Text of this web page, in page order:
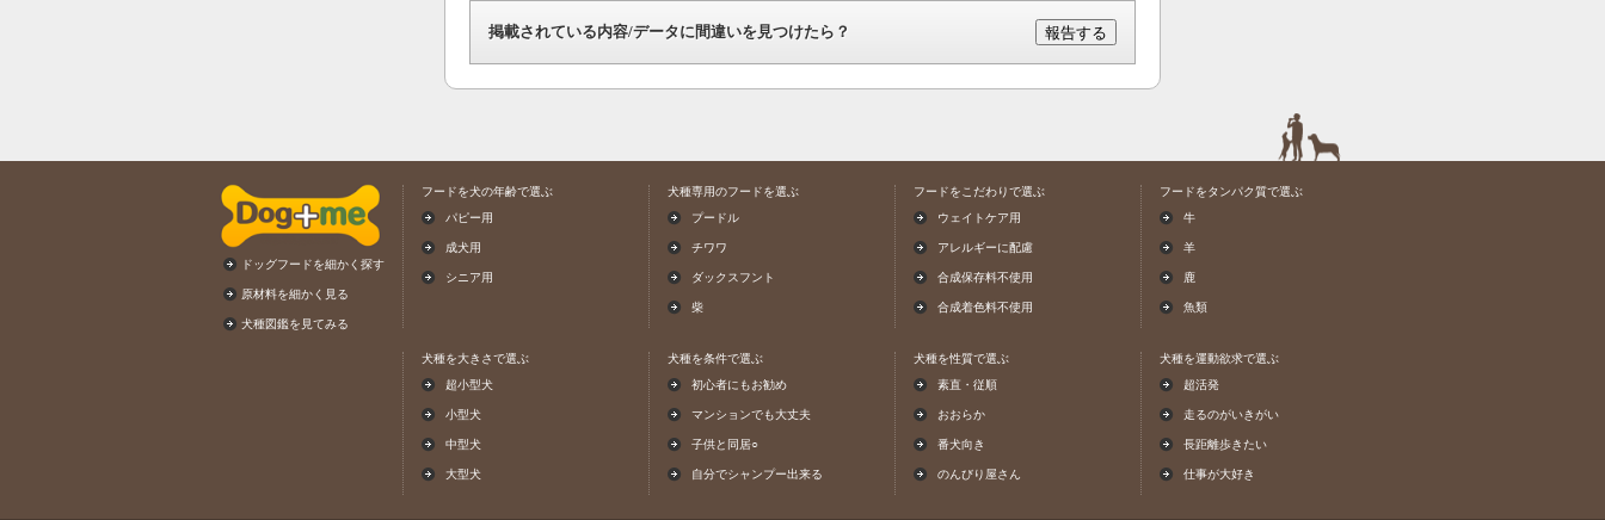
掲載されている内容/データに間違いを見つけたら？
ドッグフードを細かく探す
原材料を細かく見る
犬種図鑑を見てみる
フードを犬の年齢で選ぶ
パピー用
成犬用
シニア用
犬種専用のフードを選ぶ
プードル
チワワ
ダックスフント
柴
フードをこだわりで選ぶ
ウェイトケア用
アレルギーに配慮
合成保存料不使用
合成着色料不使用
フードをタンパク質で選ぶ
牛
羊
鹿
魚類
犬種を大きさで選ぶ
超小型犬
小型犬
中型犬
大型犬
犬種を条件で選ぶ
初心者にもお勧め
マンションでも大丈夫
子供と同居○
自分でシャンプー出来る
犬種を性質で選ぶ
素直・従順
おおらか
番犬向き
のんびり屋さん
犬種を運動欲求で選ぶ
超活発
走るのがいきがい
長距離歩きたい
仕事が大好き